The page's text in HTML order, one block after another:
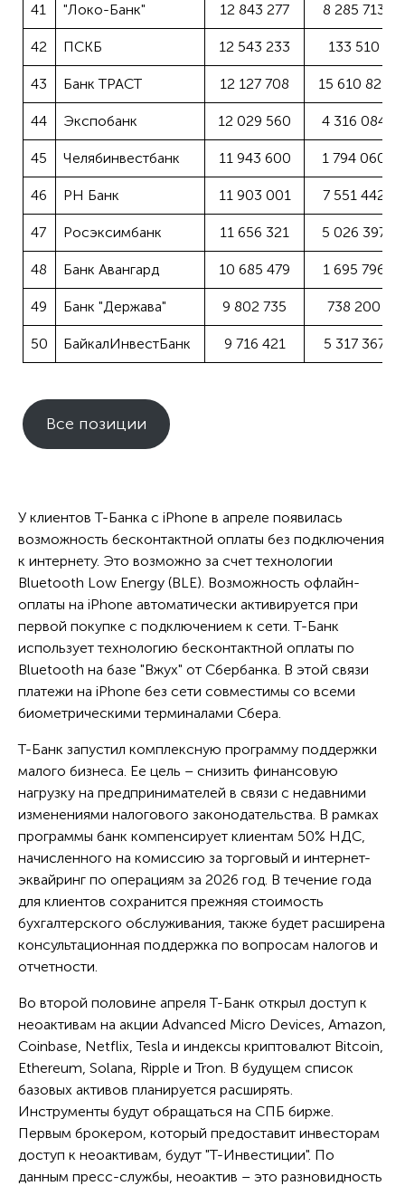
41 "Локо-Банк" 12 843 277 8 285 713
42 ПСКБ 12 543 233 133 510
43 Банк ТРАСТ 12 127 708 15 610 829
44 Экспобанк 12 029 560 4 316 084
45 Челябинвестбанк 11 943 600 1 794 060
46 РН Банк 11 903 001 7 551 442
47 Росэксимбанк 11 656 321 5 026 397
48 Банк Авангард 10 685 479 1 695 796
49 Банк "Держава" 9 802 735 738 200
50 БайкалИнвестБанк 9 716 421 5 317 367
Все позиции
У клиентов Т-Банка с iPhone в апреле появилась
возможность бесконтактной оплаты без подключения
к интернету. Это возможно за счет технологии
Bluetooth Low Energy (BLE). Возможность офлайн-
оплаты на iPhone автоматически активируется при
первой покупке с подключением к сети. Т-Банк
использует технологию бесконтактной оплаты по
Bluetooth на базе "Вжух" от Сбербанка. В этой связи
платежи на iPhone без сети совместимы со всеми
биометрическими терминалами Сбера.
Т-Банк запустил комплексную программу поддержки
малого бизнеса. Ее цель – снизить финансовую
нагрузку на предпринимателей в связи с недавними
изменениями налогового законодательства. В рамках
программы банк компенсирует клиентам 50% НДС,
начисленного на комиссию за торговый и интернет-
эквайринг по операциям за 2026 год. В течение года
для клиентов сохранится прежняя стоимость
бухгалтерского обслуживания, также будет расширена
консультационная поддержка по вопросам налогов и
отчетности.
Во второй половине апреля Т-Банк открыл доступ к
неоактивам на акции Advanced Micro Devices, Amazon,
Coinbase, Netflix, Tesla и индексы криптовалют Bitcoin,
Ethereum, Solana, Ripple и Tron. В будущем список
базовых активов планируется расширять.
Инструменты будут обращаться на СПБ бирже.
Первым брокером, который предоставит инвесторам
доступ к неоактивам, будут "Т-Инвестиции". По
данным пресс-службы, неоактив – это разновидность